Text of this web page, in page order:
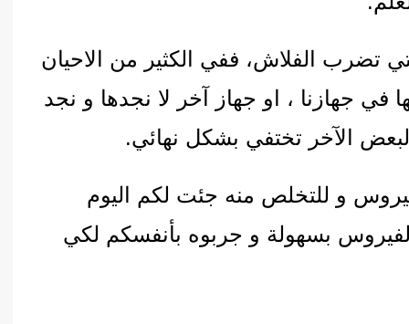
تضرب الفلاش، ففي الكثير من الاحيان
في جهازنا ، او جهاز آخر لا نجدها و نجد
الآخر تختفي بشكل نهائي.
و للتخلص منه جئت لكم اليوم
بسهولة و جربوه بأنفسكم لكي